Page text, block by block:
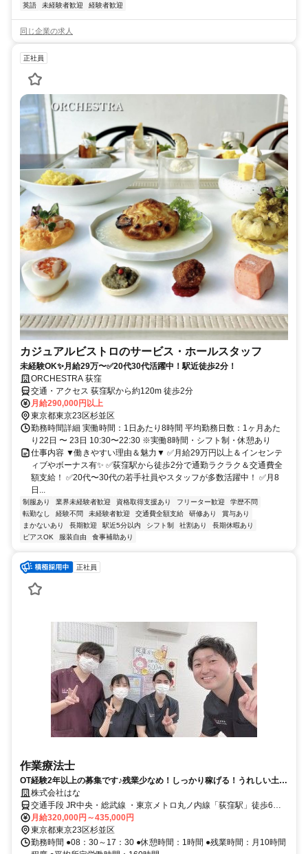
英語
未経験者歓迎 経験者歓迎
同じ企業の求人
正社員
カジュアルビストロのサービス・ホールスタッフ
未経験OK✨月給29万〜✅20代30代活躍中！駅近徒歩2分！
ORCHESTRA 荻窪
交通・アクセス 荻窪駅から約120m 徒歩2分
月給290,000円以上
東京都東京23区杉並区
勤務時間詳細 実働時間：1日あたり8時間 平均勤務日数：1ヶ月あた
り22日 〜 23日 10:30〜22:30 ※実働8時間・シフト制・休憩あり
仕事内容 ▼働きやすい理由＆魅力▼ ✅月給29万円以上＆インセンテ
ィブやボーナス有✨ ✅荻窪駅から徒歩2分で通勤ラクラク＆交通費全
額支給！ ✅20代〜30代の若手社員やスタッフが多数活躍中！ ✅月8
日...
制服あり 業界未経験者歓迎 資格取得支援あり フリーター歓迎
学歴不問
転勤なし
経験不問 未経験者歓迎 交通費全額支給 研修あり
賞与あり
まかないあり
長期歓迎 駅近5分以内 シフト制 社割あり
長期休暇あり
ピアスOK
服装自由 食事補助あり
正社員
作業療法士
OT経験2年以上の募集です♪残業少なめ！しっかり稼げる！うれしい土日
祝日休み・年間休日124日！
株式会社はな
交通手段 JR中央・総武線 ・東京メトロ丸ノ内線「荻窪駅」徒歩6分
【最寄り駅】 ・ＪＲ中央線「荻窪駅」 ・東京メトロ丸ノ内線「荻窪
駅」 ・その他
月給320,000円～435,000円
東京都東京23区杉並区
勤務時間 ●08：30～17：30 ●休憩時間：1時間 ●残業時間：月10時間